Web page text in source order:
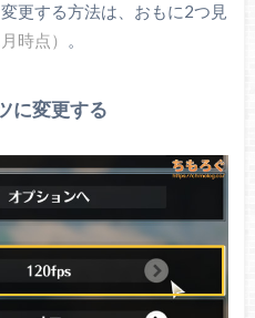
更する方法は、おもに2つ見
時点） 。
に変更する